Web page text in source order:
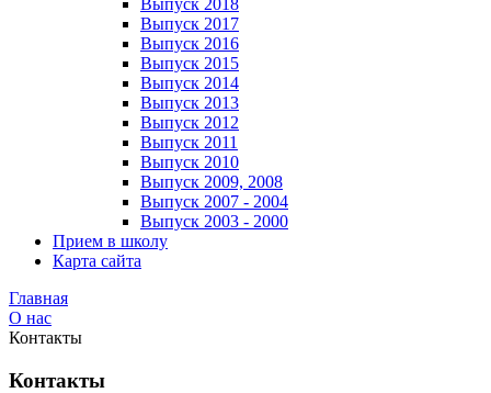
Выпуск 2018
Выпуск 2017
Выпуск 2016
Выпуск 2015
Выпуск 2014
Выпуск 2013
Выпуск 2012
Выпуск 2011
Выпуск 2010
Выпуск 2009, 2008
Выпуск 2007 - 2004
Выпуск 2003 - 2000
Прием в школу
Карта сайта
Главная
О нас
Контакты
Контакты